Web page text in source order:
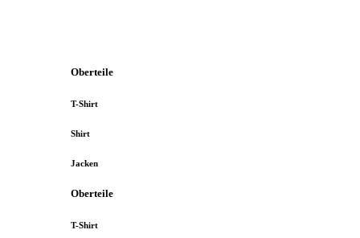
Oberteile
T-Shirt
Shirt
Jacken
Oberteile
T-Shirt